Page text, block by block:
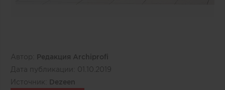
Автор:
Редакция Archiprofi
Дата публикации: 01.10.2019
Источник:
Dezeen